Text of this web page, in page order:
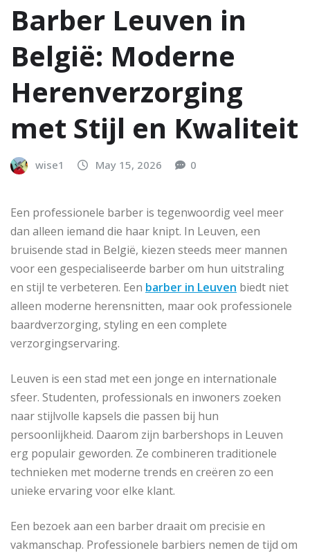
Barber Leuven in
België: Moderne
Herenverzorging
met Stijl en Kwaliteit
wise1 May 15, 2026 0
Een professionele barber is tegenwoordig veel meer
dan alleen iemand die haar knipt. In Leuven, een
bruisende stad in België, kiezen steeds meer mannen
voor een gespecialiseerde barber om hun uitstraling
en stijl te verbeteren. Een barber in Leuven biedt niet
alleen moderne herensnitten, maar ook professionele
baardverzorging, styling en een complete
verzorgingservaring.
Leuven is een stad met een jonge en internationale
sfeer. Studenten, professionals en inwoners zoeken
naar stijlvolle kapsels die passen bij hun
persoonlijkheid. Daarom zijn barbershops in Leuven
erg populair geworden. Ze combineren traditionele
technieken met moderne trends en creëren zo een
unieke ervaring voor elke klant.
Een bezoek aan een barber draait om precisie en
vakmanschap. Professionele barbiers nemen de tijd om